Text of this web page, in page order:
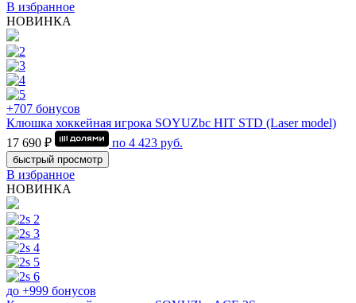
В избранное
НОВИНКА
+707 бонусов
Клюшка хоккейная игрока SOYUZbc HIT STD (Laser model)
17 690 ₽
по 4 423 руб.
быстрый просмотр
В избранное
НОВИНКА
до +999 бонусов